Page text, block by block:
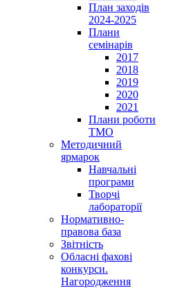
План заходів
2024-2025
Плани
семінарів
2017
2018
2019
2020
2021
Плани роботи
ТМО
Методичний
ярмарок
Навчальні
програми
Творчі
лабораторії
Нормативно-
правова база
Звітність
Обласні фахові
конкурси.
Нагородження